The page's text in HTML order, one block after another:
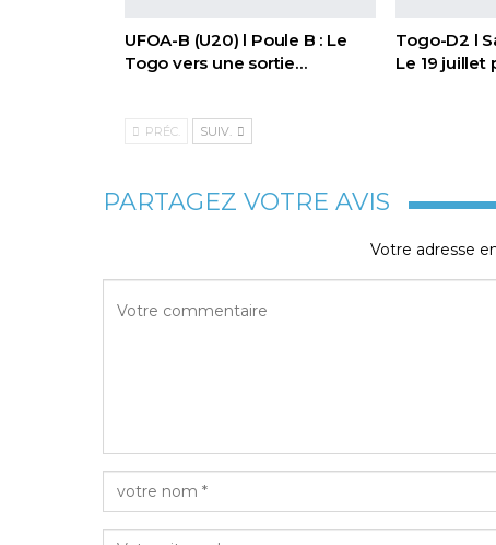
UFOA-B (U20) l Poule B : Le
Togo vers une sortie…
Togo-D2 l
Le 19 juillet
PRÉC. SUIV.
PARTAGEZ VOTRE AVIS
Votre adresse